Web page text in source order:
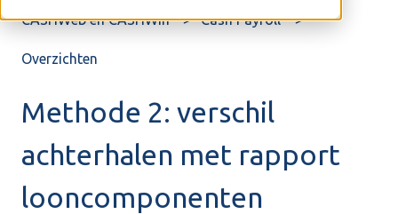
CASHWeb en CASHWin Cash Payroll
Overzichten
Methode 2: verschil
achterhalen met rapport
looncomponenten